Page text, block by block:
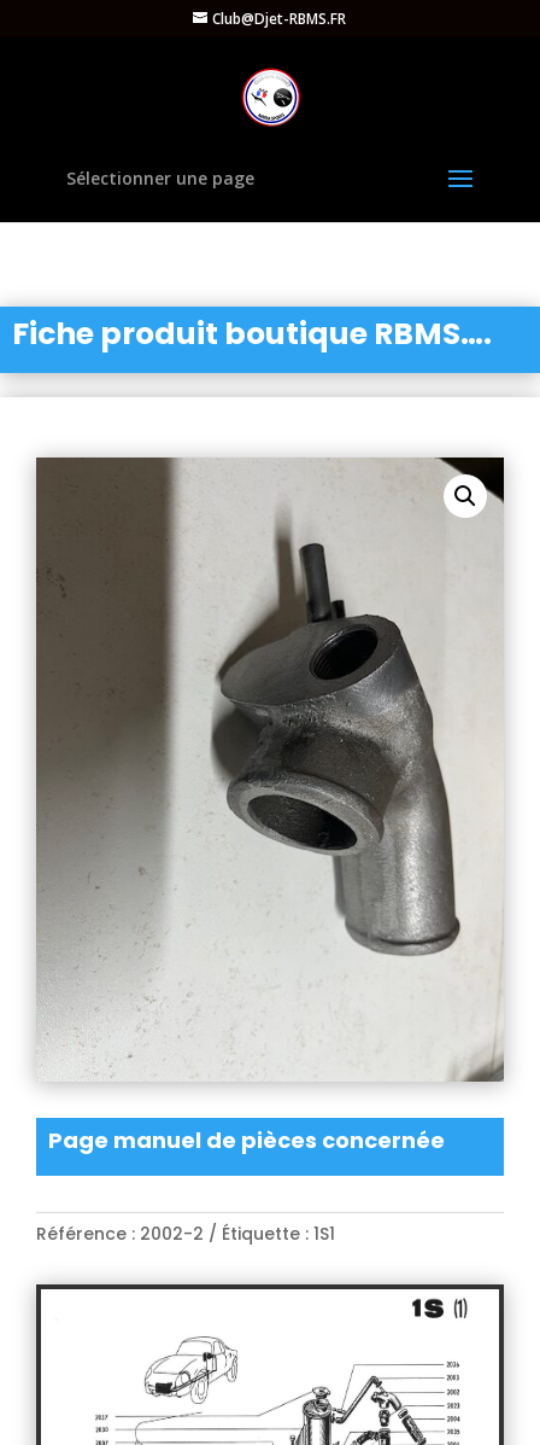
Club@Djet-RBMS.FR
Sélectionner une page
Fiche produit boutique RBMS….
Page manuel de pièces concernée
Référence : 2002-2 Étiquette : 1S1